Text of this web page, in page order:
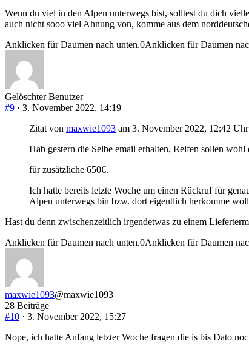
Wenn du viel in den Alpen unterwegs bist, solltest du dich
auch nicht sooo viel Ahnung von, komme aus dem
Anklicken für Daumen nach unten.0Anklicken für Daumen
Gelöschter Benutzer
#9 · 3. November 2022, 14:19
Zitat von maxwie1093 am 3. November 2022, 12:42 Uhr
Hab gestern die Selbe email erhalten, Reifen sollen wohl
für zusätzliche 650€.
Ich hatte bereits letzte Woche um einen Rückruf für
Alpen unterwegs bin bzw. dort eigentlich herkomme
Hast du denn zwischenzeitlich irgendetwas zu einem
Anklicken für Daumen nach unten.0Anklicken für Daumen
maxwie1093@maxwie1093
28 Beiträge
#10 · 3. November 2022, 15:27
Nope, ich hatte Anfang letzter Woche fragen die is bis Dato